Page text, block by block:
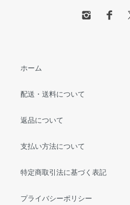
ホーム
配送・送料について
返品について
支払い方法について
特定商取引法に基づく表記
プライバシーポリシー